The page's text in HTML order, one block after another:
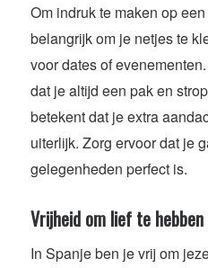
Om indruk te maken op
belangrijk om je netjes te
voor dates of
dat je altijd een pak en
betekent dat je extra
uiterlijk. Zorg ervoor dat je
gelegenheden perfect is.
Vrijheid om lief te hebben
In Spanje ben je vrij om